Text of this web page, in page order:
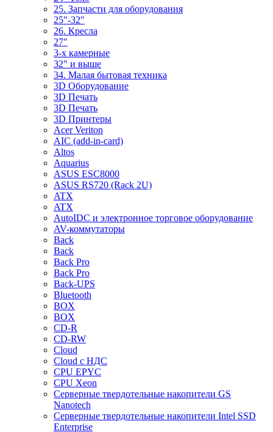
25. Запчасти для оборудования
25"-32"
26. Кресла
27"
3-x камерные
32" и выше
34. Малая бытовая техника
3D Оборудование
3D Печать
3D Печать
3D Принтеры
Acer Veriton
AIC (add-in-card)
Altos
Aquarius
ASUS ESC8000
ASUS RS720 (Rack 2U)
ATX
ATX
AutoIDC и электронное торговое оборудование
AV-коммутаторы
Back
Back
Back Pro
Back Pro
Back-UPS
Bluetooth
BOX
BOX
CD-R
CD-RW
Cloud
Cloud с НДС
CPU EPYC
CPU Xeon
Cерверные твердотельные накопители GS
Nanotech
Cерверные твердотельные накопители Intel SSD
Enterprise